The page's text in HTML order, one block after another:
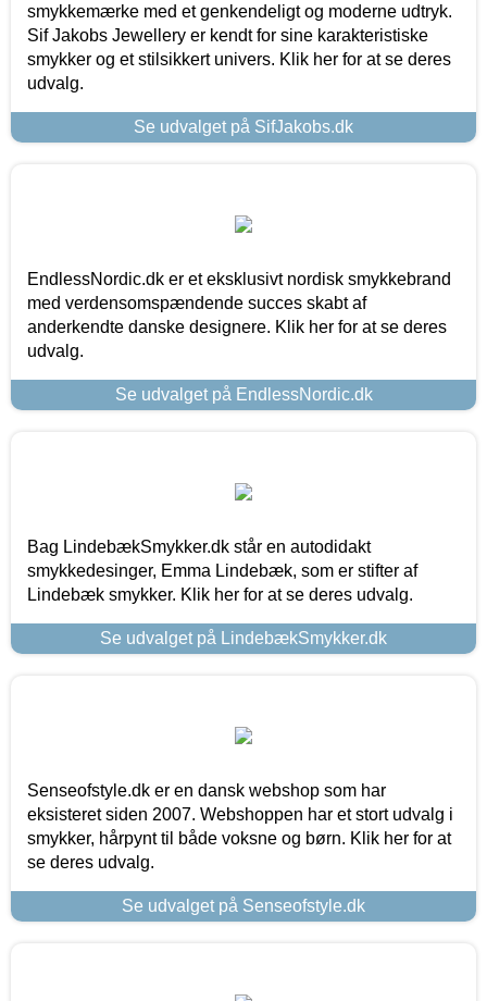
smykkemærke med et genkendeligt og moderne udtryk.
Sif Jakobs Jewellery er kendt for sine karakteristiske
smykker og et stilsikkert univers. Klik her for at se deres
udvalg.
Se udvalget på SifJakobs.dk
EndlessNordic.dk er et eksklusivt nordisk smykkebrand
med verdensomspændende succes skabt af
anderkendte danske designere. Klik her for at se deres
udvalg.
Se udvalget på EndlessNordic.dk
Bag LindebækSmykker.dk står en autodidakt
smykkedesinger, Emma Lindebæk, som er stifter af
Lindebæk smykker. Klik her for at se deres udvalg.
Se udvalget på LindebækSmykker.dk
Senseofstyle.dk er en dansk webshop som har
eksisteret siden 2007. Webshoppen har et stort udvalg i
smykker, hårpynt til både voksne og børn. Klik her for at
se deres udvalg.
Se udvalget på Senseofstyle.dk